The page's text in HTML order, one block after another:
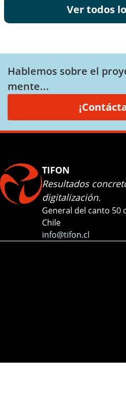
Ver todos
Hablemos sobre el
mente...
TIFON
Resultados
digitalización.
General del canto 50
Chile
info@tifon.cl